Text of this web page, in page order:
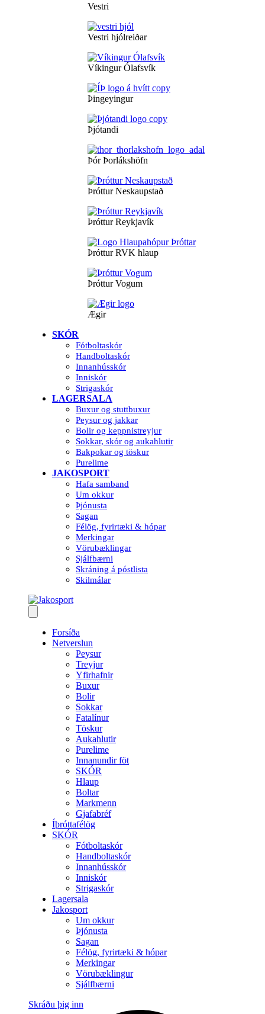
Vestri
Vestri hjólreiðar
Víkingur Ólafsvík
Þingeyingur
Þjótandi
Þór Þorlákshöfn
Þróttur Neskaupstað
Þróttur Reykjavík
Þróttur RVK hlaup
Þróttur Vogum
Ægir
SKÓR
Fótboltaskór
Handboltaskór
Innanhússkór
Inniskór
Strigaskór
LAGERSALA
Buxur og stuttbuxur
Peysur og jakkar
Bolir og keppnistreyjur
Sokkar, skór og aukahlutir
Bakpokar og töskur
Purelime
JAKOSPORT
Hafa samband
Um okkur
Þjónusta
Sagan
Félög, fyrirtæki & hópar
Merkingar
Vörubæklingar
Sjálfbærni
Skráning á póstlista
Skilmálar
Forsíða
Netverslun
Peysur
Treyjur
Yfirhafnir
Buxur
Bolir
Sokkar
Fatalínur
Töskur
Aukahlutir
Purelime
Innanundir föt
SKÓR
Hlaup
Boltar
Markmenn
Gjafabréf
Íþróttafélög
SKÓR
Fótboltaskór
Handboltaskór
Innanhússkór
Inniskór
Strigaskór
Lagersala
Jakosport
Um okkur
Þjónusta
Sagan
Félög, fyrirtæki & hópar
Merkingar
Vörubæklingur
Sjálfbærni
Skráðu þig inn